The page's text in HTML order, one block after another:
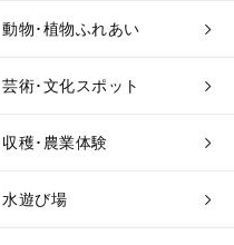
動物･植物ふれあい
芸術･文化スポット
収穫･農業体験
水遊び場